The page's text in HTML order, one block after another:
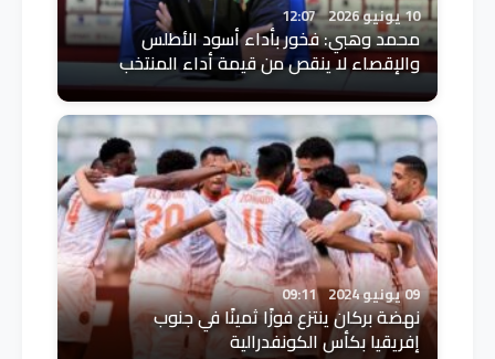
10 يونيو 2026 12:07
محمد وهبي: فخور بأداء أسود الأطلس
والإقصاء لا ينقص من قيمة أداء المنتخب
09 يونيو 2024 09:11
نهضة بركان ينتزع فوزًا ثمينًا في جنوب
إفريقيا بكأس الكونفدرالية